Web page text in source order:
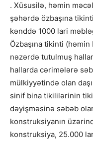
. Xüsusilə, həmin
şəhərdə özbaşına
kənddə 1000 lari
Özbaşına tikinti
nəzərdə tutulmuş
hallarda cərimələrə
mülkiyyətində olan
sinif bina tikililərinin
dəyişməsinə səbəb
konstruksiyanın
konstruksiya, 25.000